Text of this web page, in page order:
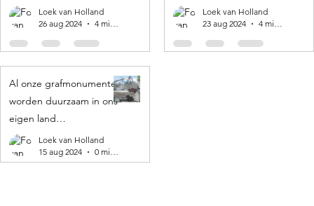
Loek van Holland
26 aug 2024
4 minuten om te lezen
Loek van Holland
23 aug 2024
4 minuten om te lezen
Al onze grafmonumenten
worden duurzaam in ons
eigen land
geproduceerd! 🌍
Loek van Holland
15 aug 2024
0 minuten om te lezen